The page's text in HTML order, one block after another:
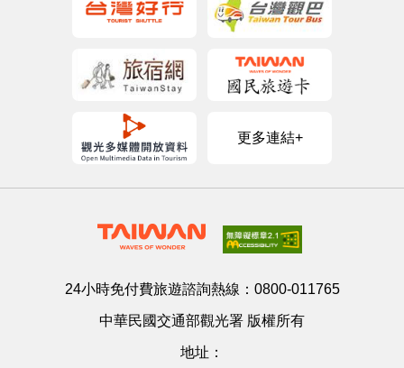
更多連結+
24小時免付費旅遊諮詢熱線： 0800-011765
中華民國交通部觀光署 版權所有
地址：